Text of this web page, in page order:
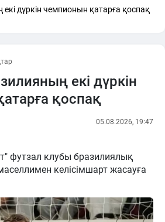
дүркін чемпионын қатарға қоспақ
екі дүркін
қоспақ
05.08.2026, 19:47
футзал клубы бразилиялық
келісімшарт жасауға